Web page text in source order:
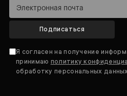
Подписаться
Я согласен на получение
принимаю политику
обработку персональных